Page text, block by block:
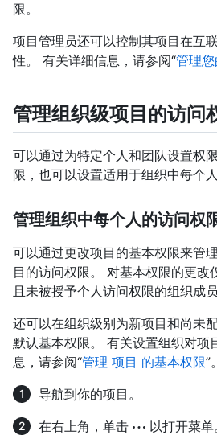
限。
项目管理员还可以控制其项目在互
性。 有关详细信息，请参阅“管理
管理组织级项目的访问
可以通过为特定个人和团队设置权
限，也可以设置适用于组织中每个
管理组织中每个人的访问权
可以通过更改项目的基本权限来管
目的访问权限。 对基本权限的更改
且未被授予个人访问权限的组织成员
还可以在组织级别为新项目和尚未
默认基本权限。 有关设置组织对项
息，请参阅“管理 项目 的基本权限”。
导航到你的项目。
在右上角，单击
以打开菜单